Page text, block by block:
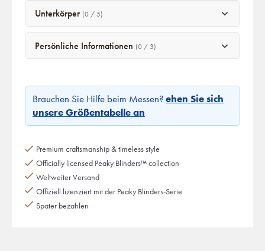
Unterkörper (0 / 5)
Persönliche Informationen (0 / 3)
Brauchen Sie Hilfe beim Messen? ehen Sie sich
unsere Größentabelle an
Premium craftsmanship & timeless style
Officially licensed Peaky Blinders™ collection
Weltweiter Versand
Offiziell lizenziert mit der Peaky Blinders-Serie
Später bezahlen